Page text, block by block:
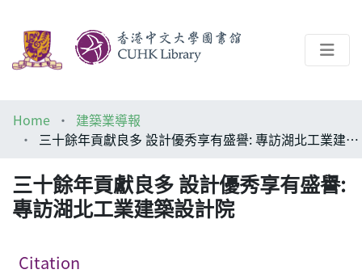
Help
Home
建築業導報
三十餘年貢獻良多 設計優秀享有盛譽: 專訪湖北工業建築設計院
三十餘年貢獻良多 設計優秀享有盛譽:
專訪湖北工業建築設計院
Citation